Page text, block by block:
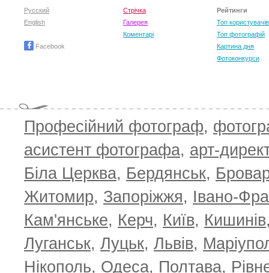
Русский
English
Facebook
Стрічка
Галерея
Коментарі
Рейтинги
Топ користувачів
Топ фотографій
Картина дня
Фотоконкурси
Професійний фотограф,
асистент фотографа, арт-
Біла Церква, Бердянськ,
Житомир, Запоріжжя, Івано-
Кам'янське, Керч, Київ, Кишинів
Луганськ, Луцьк, Львів,
Нікополь, Одеса, Полтава,